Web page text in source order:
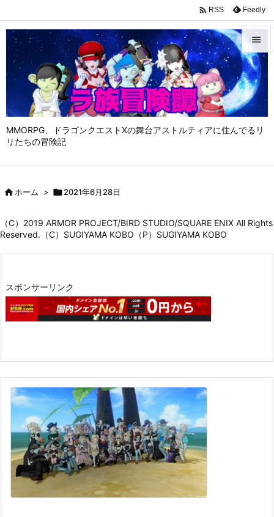
MMORPG、ドラゴンクエストⅩの舞台アストルティアに住んでるリ
リたちの冒険記


メニュ

サイド

 RSS Feedly
ホーム > 2021年6月28日
（C）2019 ARMOR PROJECT/BIRD STUDIO/SQUARE ENIX All Rights
Reserved.（C）SUGIYAMA KOBO（P）SUGIYAMA KOBO
スポンサーリンク